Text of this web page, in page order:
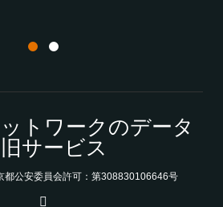
トワークのデータ
サービス
都公安委員会許可：第308830106646号